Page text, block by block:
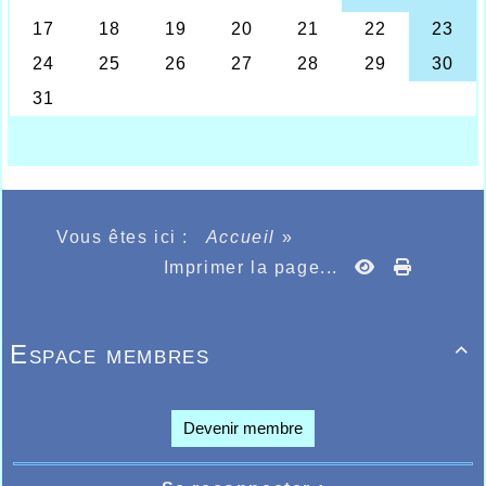
également 62.89 pour Melissa Marques sur
400m toujours, nouveau record personnel
13.55, le fabuleux retour d’Alexandre
Ribaucourt sur le 3000m en 8.43.48, un peu
devant son camarade d’entraînement Léo
Moussa et 9.27.09 pour Najib Temouchi. Belle
prestation également et retour à son niveau de
Baert 2.01.48, Lucas Meirhaeghe 2.09.48,
William Vanacker le cadet 2.12.57 et toujours
sur 800m le vétéran Kurt Engelbert qui
Wadoux du stade Wancquet les 5.02.15 de
Célia Haquette sur 1500m et les 5.21.85
et Jules Bompard 13.76. Une soirée
d’athlétisme que tous les spécialistes ont
qualifié d’exceptionnelle, pari gagné pour le
comité de l’AHVL.
Vous êtes ici : Accueil »
Imprimer la page...

Espace membres
Devenir membre